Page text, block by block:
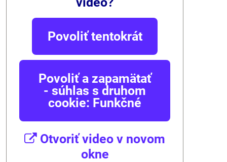
Povoliť tentokrát
Povoliť a zapamätať
- súhlas s druhom
cookie: Funkčné
Otvoriť video v novom
okne